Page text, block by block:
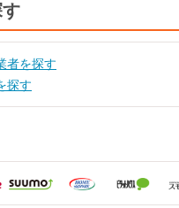
者を探す
探す